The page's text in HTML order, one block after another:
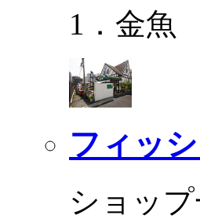
1．金魚
フィッ
ショッ